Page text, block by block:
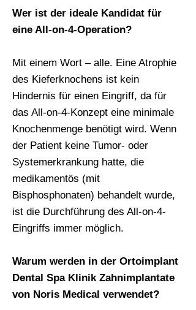
Wer ist der ideale Kandidat für
eine All-on-4-Operation?
Mit einem Wort – alle. Eine Atrophie
des Kieferknochens ist kein
Hindernis für einen Eingriff, da für
das All-on-4-Konzept eine minimale
Knochenmenge benötigt wird. Wenn
der Patient keine Tumor- oder
Systemerkrankung hatte, die
medikamentös (mit
Bisphosphonaten) behandelt wurde,
ist die Durchführung des All-on-4-
Eingriffs immer möglich.
Warum werden in der Ortoimplant
Dental Spa Klinik Zahnimplantate
von Noris Medical verwendet?